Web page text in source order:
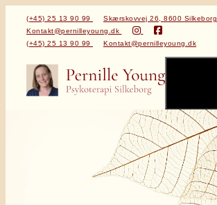
(+45) 25 13 90 99
Skærskovvej 26, 8600 Silkeborg
Kontakt@pernilleyoung.dk
(+45) 25 13 90 99
Kontakt@pernilleyoung.dk